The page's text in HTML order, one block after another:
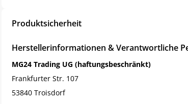
Produktsicherheit
Herstellerinformationen & Verantwortliche
MG24 Trading UG (haftungsbeschränkt)
Frankfurter Str. 107
53840 Troisdorf